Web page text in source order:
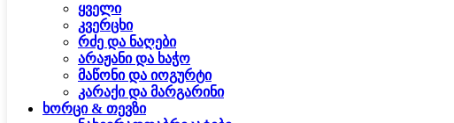
ყველი
კვერცხი
რძე და ნაღები
არაჟანი და ხაჭო
მაწონი და იოგურტი
კარაქი და მარგარინი
ხორცი & თევზი